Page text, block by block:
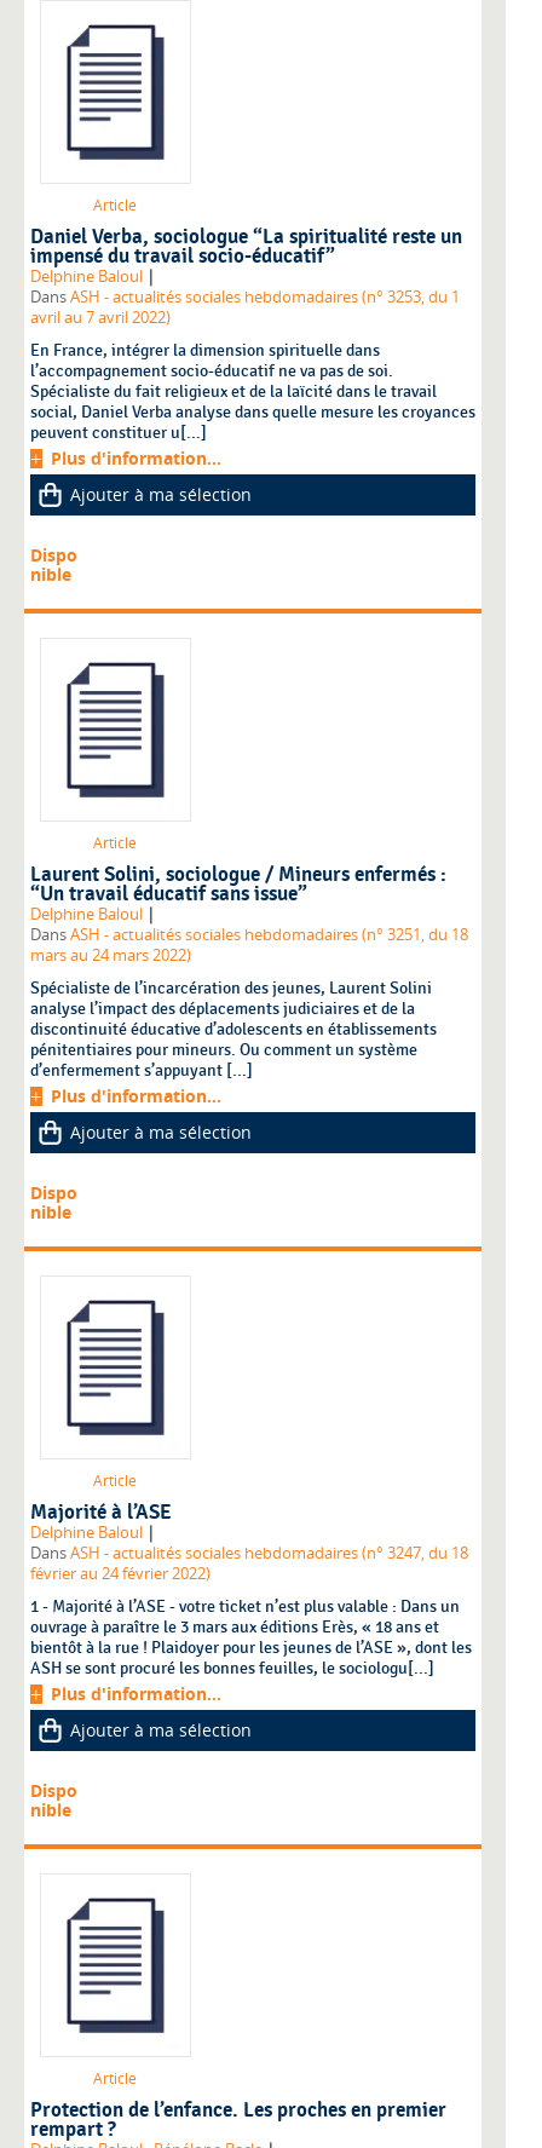
Article
Daniel Verba, sociologue “La spiritualité reste un
impensé du travail socio-éducatif”
Delphine Baloul |
DansASH - actualités sociales hebdomadaires (n° 3253, du 1
avril au 7 avril 2022)
En France, intégrer la dimension spirituelle dans
l’accompagnement socio-éducatif ne va pas de soi.
Spécialiste du fait religieux et de la laïcité dans le travail
social, Daniel Verba analyse dans quelle mesure les croyances
peuvent constituer u[...]
Plus d'information...
Ajouter à ma sélection
Dispo
nible
Article
Laurent Solini, sociologue / Mineurs enfermés :
“Un travail éducatif sans issue”
Delphine Baloul |
DansASH - actualités sociales hebdomadaires (n° 3251, du 18
mars au 24 mars 2022)
Spécialiste de l’incarcération des jeunes, Laurent Solini
analyse l’impact des déplacements judiciaires et de la
discontinuité éducative d’adolescents en établissements
pénitentiaires pour mineurs. Ou comment un système
d’enfermement s’appuyant [...]
Plus d'information...
Ajouter à ma sélection
Dispo
nible
Article
Majorité à l’ASE
Delphine Baloul |
DansASH - actualités sociales hebdomadaires (n° 3247, du 18
février au 24 février 2022)
1 - Majorité à l’ASE - votre ticket n’est plus valable : Dans un
ouvrage à paraître le 3 mars aux éditions Erès, « 18 ans et
bientôt à la rue ! Plaidoyer pour les jeunes de l’ASE », dont les
ASH se sont procuré les bonnes feuilles, le sociologu[...]
Plus d'information...
Ajouter à ma sélection
Dispo
nible
Article
Protection de l’enfance. Les proches en premier
rempart ?